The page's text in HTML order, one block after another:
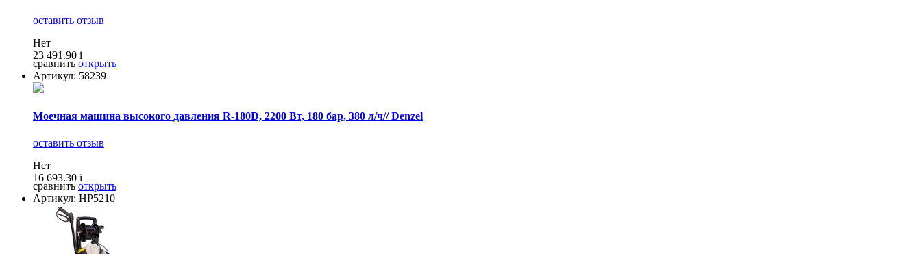
оставить отзыв
Нет
23 491.90 i
сравнить открыть
Артикул: 58239
Моечная машина высокого давления R-180D, 2200 Вт, 180 бар, 380 л/ч// Denzel
оставить отзыв
Нет
16 693.30 i
сравнить открыть
Артикул: HP5210